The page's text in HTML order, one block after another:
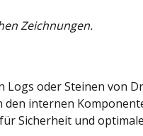
Zeichnungen.
Logs oder Steinen von
den internen
Sicherheit und